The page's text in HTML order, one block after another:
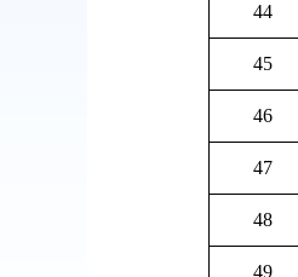
44
45
46
47
48
49